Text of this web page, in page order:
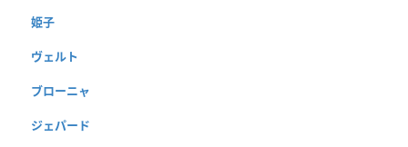
姫子
ヴェルト
ブローニャ
ジェパード